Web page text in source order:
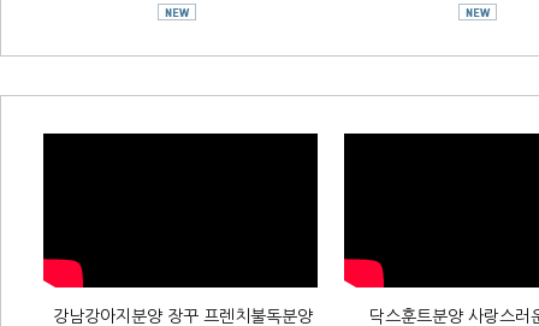
강남강아지분양 장꾸 프렌치불독분양 닥스훈트분양 사랑스러